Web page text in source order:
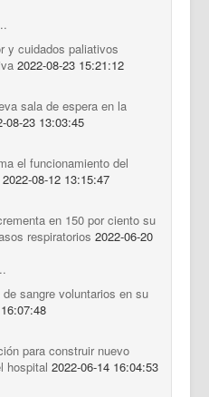
y cuidados paliativos
2022-08-23 15:21:12
sala de espera en la
08-23 13:03:45
el funcionamiento del
2022-08-12 13:15:47
en 150 por ciento su
respiratorios 2022-06-20
sangre voluntarios en su
para construir nuevo
hospital 2022-06-14 16:04:53